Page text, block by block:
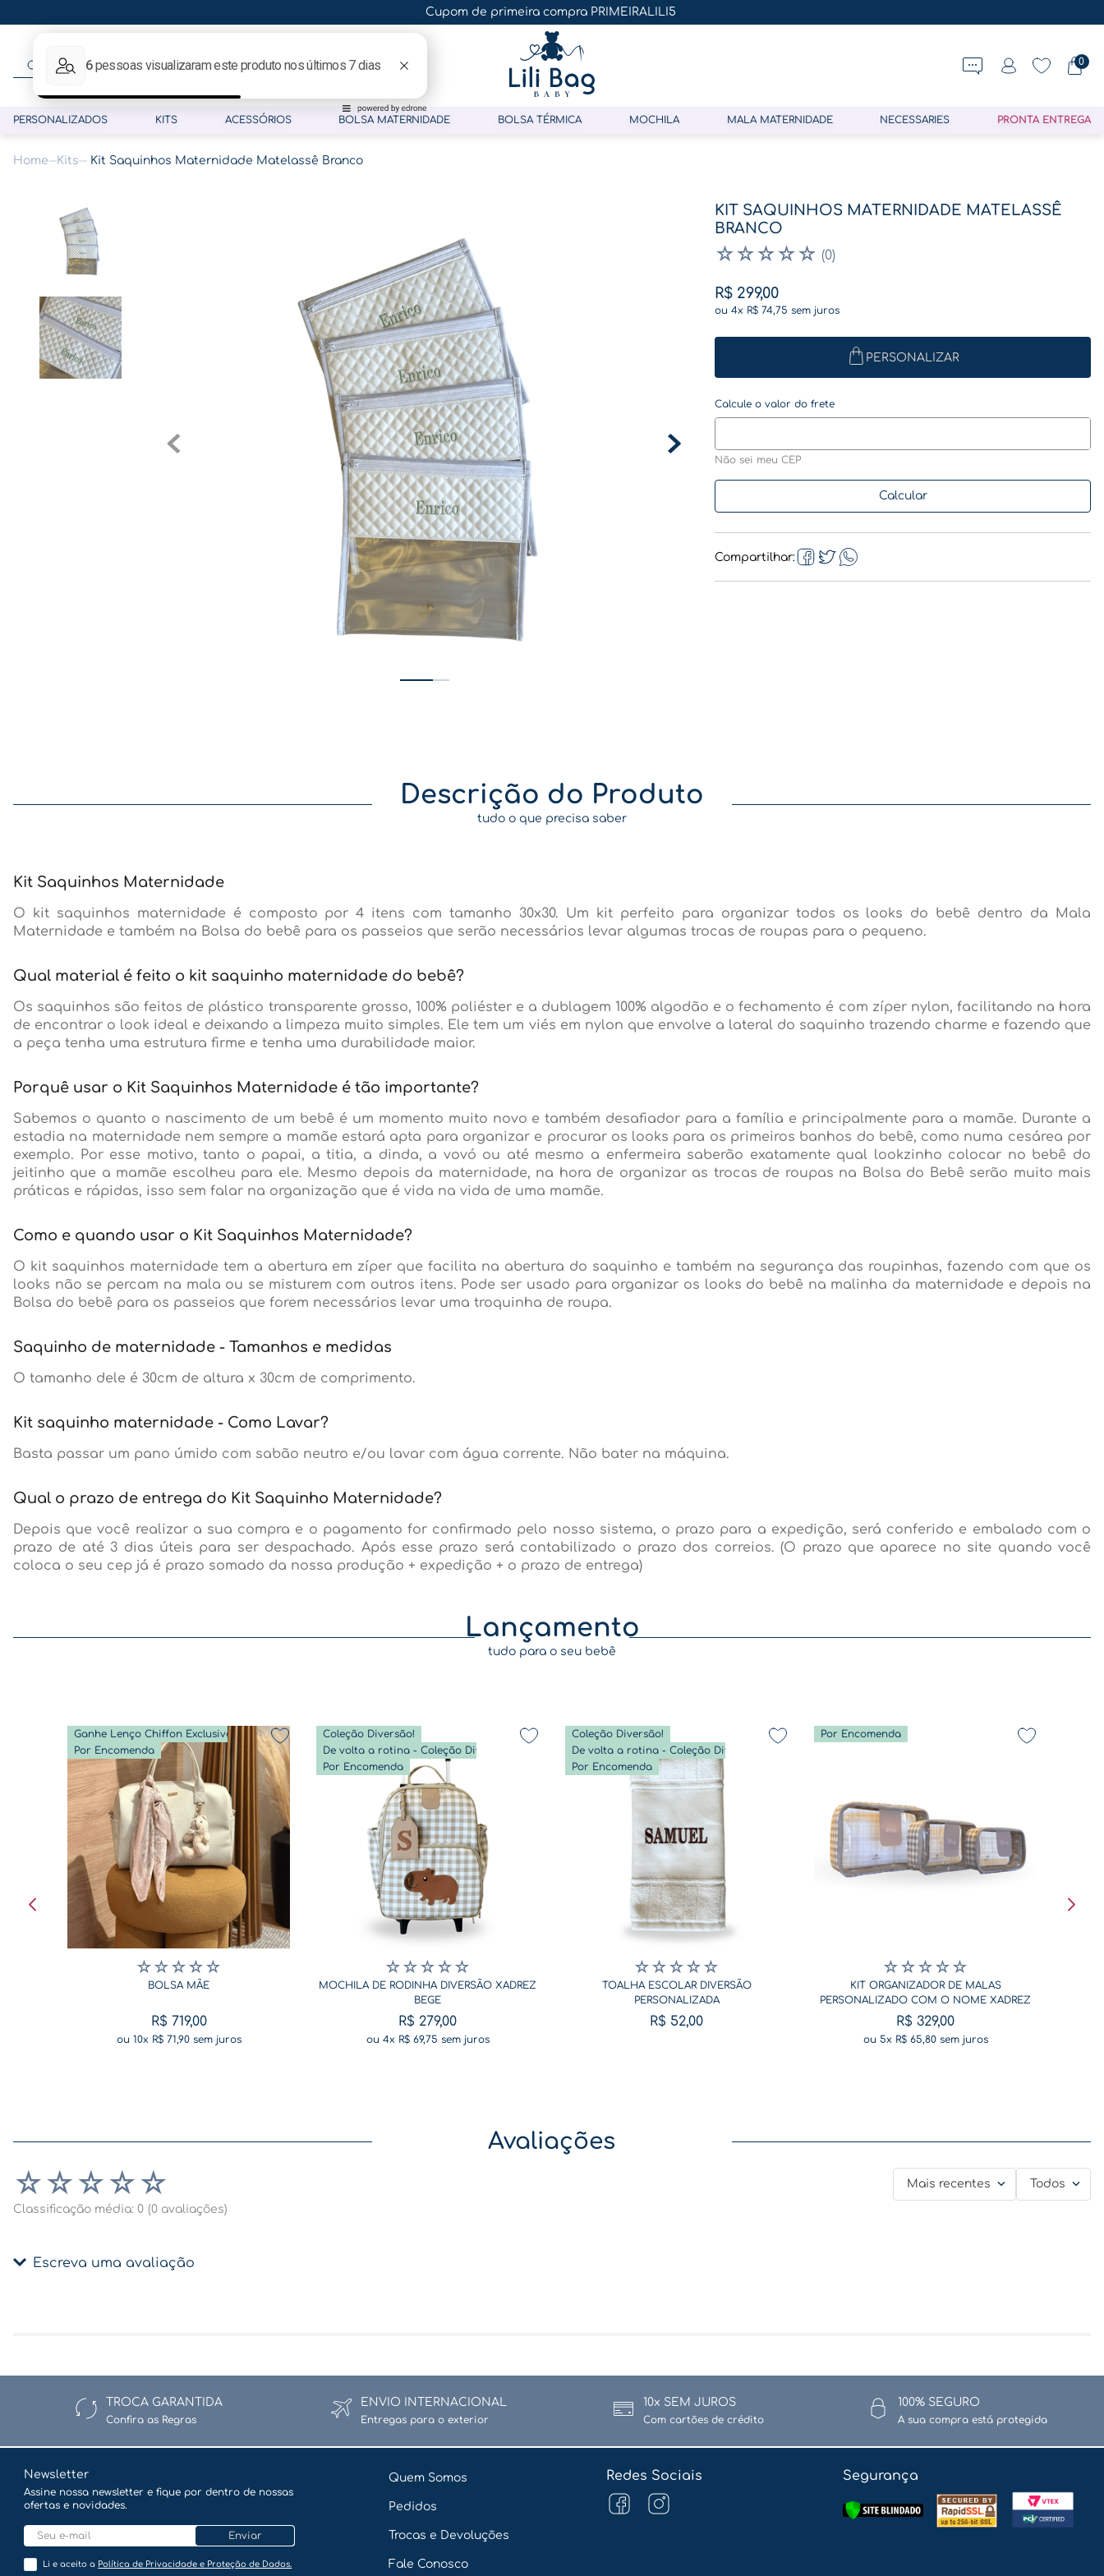
Cupom de primeira compra PRIMEIRALILI5
O que procura hoje? 0
PERSONALIZADOS KITS ACESSÓRIOS BOLSA MATERNIDADE BOLSA TÉRMICA MOCHILA MALA MATERNIDADE NECESSARIES PRONTA ENTREGA
Kits Kit Saquinhos Maternidade Matelassê Branco
KIT SAQUINHOS MATERNIDADE MATELASSÊ
BRANCO
☆☆☆☆☆ (0)
R$ 299,00
ou 4x R$ 74,75 sem juros
PERSONALIZAR
Não sei meu CEP
Compartilhar
Descrição do Produto
tudo o que precisa saber
Kit Saquinhos Maternidade
O kit saquinhos maternidade é composto por 4 itens com tamanho 30x30. Um kit perfeito para organizar todos os looks do bebê dentro da Mala
Maternidade e também na Bolsa do bebê para os passeios que serão necessários levar algumas trocas de roupas para o pequeno.
Qual material é feito o kit saquinho maternidade do bebê?
Os saquinhos são feitos de plástico transparente grosso, 100% poliéster e a dublagem 100% algodão e o fechamento é com zíper nylon, facilitando na hora
de encontrar o look ideal e deixando a limpeza muito simples. Ele tem um viés em nylon que envolve a lateral do saquinho trazendo charme e fazendo que
a peça tenha uma estrutura firme e tenha uma durabilidade maior.
Porquê usar o Kit Saquinhos Maternidade é tão importante?
Sabemos o quanto o nascimento de um bebê é um momento muito novo e também desafiador para a família e principalmente para a mamãe. Durante a
estadia na maternidade nem sempre a mamãe estará apta para organizar e procurar os looks para os primeiros banhos do bebê, como numa cesárea por
exemplo. Por esse motivo, tanto o papai, a titia, a dinda, a vovó ou até mesmo a enfermeira saberão exatamente qual lookzinho colocar no bebê do
jeitinho que a mamãe escolheu para ele. Mesmo depois da maternidade, na hora de organizar as trocas de roupas na Bolsa do Bebê serão muito mais
práticas e rápidas, isso sem falar na organização que é vida na vida de uma mamãe.
Como e quando usar o Kit Saquinhos Maternidade?
O kit saquinhos maternidade tem a abertura em zíper que facilita na abertura do saquinho e também na segurança das roupinhas, fazendo com que os
looks não se percam na mala ou se misturem com outros itens. Pode ser usado para organizar os looks do bebê na malinha da maternidade e depois na
Bolsa do bebê para os passeios que forem necessários levar uma troquinha de roupa.
Saquinho de maternidade - Tamanhos e medidas
O tamanho dele é 30cm de altura x 30cm de comprimento.
Kit saquinho maternidade - Como Lavar?
Basta passar um pano úmido com sabão neutro e/ou lavar com água corrente. Não bater na máquina.
Qual o prazo de entrega do Kit Saquinho Maternidade?
Depois que você realizar a sua compra e o pagamento for confirmado pelo nosso sistema, o prazo para a expedição, será conferido e embalado com o
prazo de até 3 dias úteis para ser despachado. Após esse prazo será contabilizado o prazo dos correios. (O prazo que aparece no site quando você
coloca o seu cep já é prazo somado da nossa produção + expedição + o prazo de entrega)
Lançamento
tudo para o seu bebê
Ganhe Lenço Chiffon Exclusivo
Por Encomenda
☆☆☆☆☆
BOLSA MÃE
R$ 719,00
ou 10x R$ 71,90sem juros
Coleção Diversão!
Por Encomenda
☆☆☆☆☆
MOCHILA DE RODINHA DIVERSÃO XADREZ
BEGE
R$ 279,00
ou 4x R$ 69,75 sem juros
Coleção Diversão!
Por Encomenda
☆☆☆☆☆
TOALHA ESCOLAR DIVERSÃO
PERSONALIZADA
R$ 52,00
Por Encomenda
☆☆☆☆☆
KIT ORGANIZADOR DE MALAS
PERSONALIZADO COM O NOME XADREZ
BEGE
R$ 329,00
ou 5x R$ 65,80sem juros
Avaliações
☆ ☆ ☆ ☆ ☆
Classificação média: 0 (0 avaliações)
Escreva uma avaliação
Avalie o produto de 1 a 5 estrelas
★★ ★★ ★
Seu nome
Mais recentes Todos
TROCA GARANTIDA
Confira as Regras
ENVIO INTERNACIONAL
Entregas para o exterior
10x SEM JUROS
Com cartões de crédito
100% SEGURO
A sua compra está protegida
Newsletter
Assine nossa newsletter e fique por dentro de nossas
ofertas e novidades.
Enviar
Li e aceito a Política de Privacidade e Proteção de Dados.
Quem Somos
Pedidos
Trocas e Devoluções
Fale Conosco
Redes Sociais Segurança
gestante
café
pasta
º pasta gestante
º folha memórias barriga